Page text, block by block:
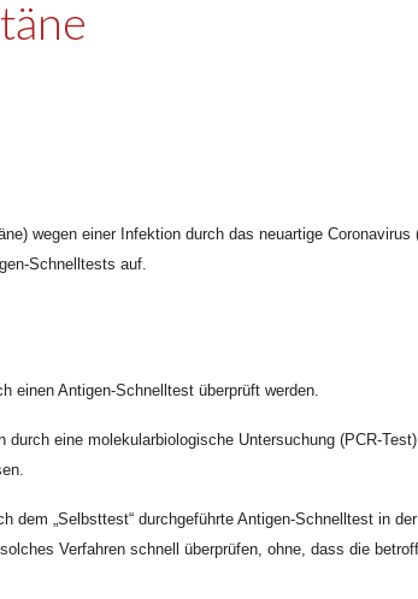
wegen einer Infektion durch das neuartige
Schnelltests auf.
einen Antigen-Schnelltest überprüft werden.
eine molekularbiologische Untersuchung (PCR-
„Selbsttest“ durchgeführte Antigen-Schnelltest in
Verfahren schnell überprüfen, ohne, dass die